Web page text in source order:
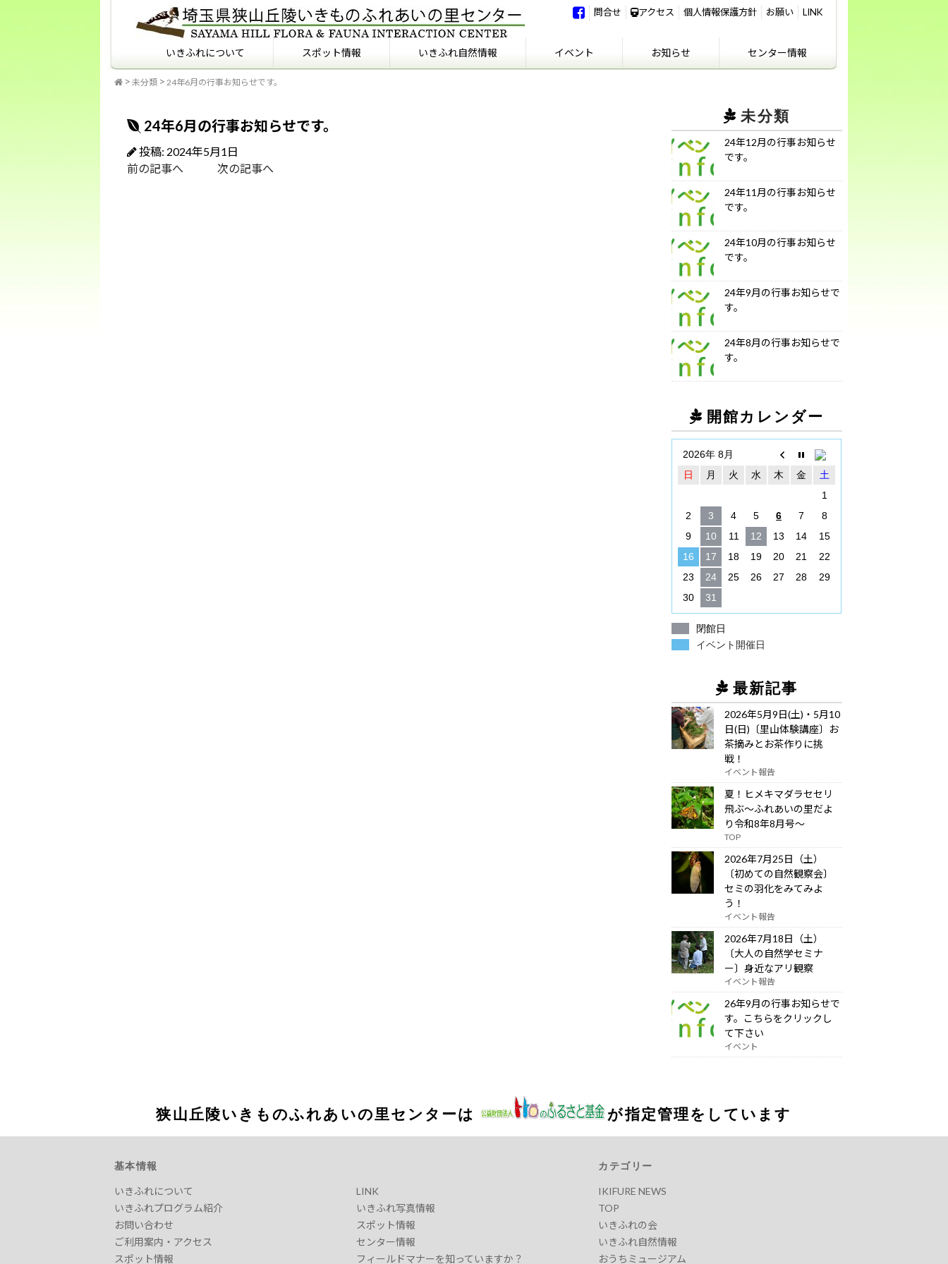
問合せ アクセス 個人情報保護方針 お願い LINK
いきふれについて
いきふれについて
いきふれプログラム紹介
フィールドマナーを知っ
スポット情報 いきふれ自然情報 イベント お知らせ センター情報
未分類 24年6月の行事お知らせです。
24年6月の行事お知らせです。
投稿: 2024年5月1日
前の記事へ 次の記事へ
未分類
24年12月の行事お知らせ
です。
24年11月の行事お知らせ
です。
24年10月の行事お知らせ
です。
24年9月の行事お知らせで
す。
24年8月の行事お知らせで
す。
開館カレンダー
2026年 8月
日
月 火 水 木 金
土
1
2
3 4 5 6 7
8
9
10 11 12 13 14
15
16
17 18 19 20 21
22
23
24 25 26 27 28
29
30
31
閉館日
イベント開催日
最新記事
2026年5月9日(土)・5月10
日(日)〔里山体験講座〕お
茶摘みとお茶作りに挑
戦！
イベント報告
夏！ヒメキマダラセセリ
飛ぶ～ふれあいの里だよ
り令和8年8月号～
TOP
2026年7月25日（土）
〔初めての自然観察会〕
セミの羽化をみてみよ
う！
イベント報告
2026年7月18日（土）
〔大人の自然学セミナ
ー〕身近なアリ観察
イベント報告
26年9月の行事お知らせで
す。こちらをクリックし
て下さい
イベント
狭山丘陵いきものふれあいの里センターは が指定管理をしています
基本情報
いきふれについて
いきふれプログラム紹介
お問い合わせ
ご利用案内・アクセス
スポット情報
LINK
いきふれ写真情報
スポット情報
センター情報
フィールドマナーを知っていますか？
カテゴリー
IKIFURE NEWS
TOP
いきふれの会
いきふれ自然情報
おうちミュージアム